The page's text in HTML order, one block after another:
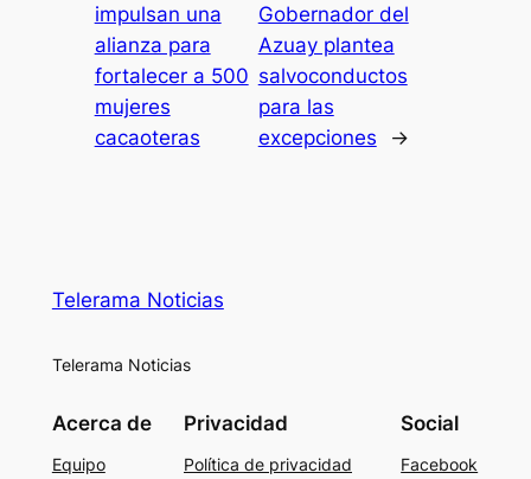
impulsan una
alianza para
fortalecer a 500
mujeres
cacaoteras
Gobernador del
Azuay plantea
salvoconductos
para las
excepciones
→
Telerama Noticias
Telerama Noticias
Acerca de
Equipo
Privacidad
Política de privacidad
Social
Facebook